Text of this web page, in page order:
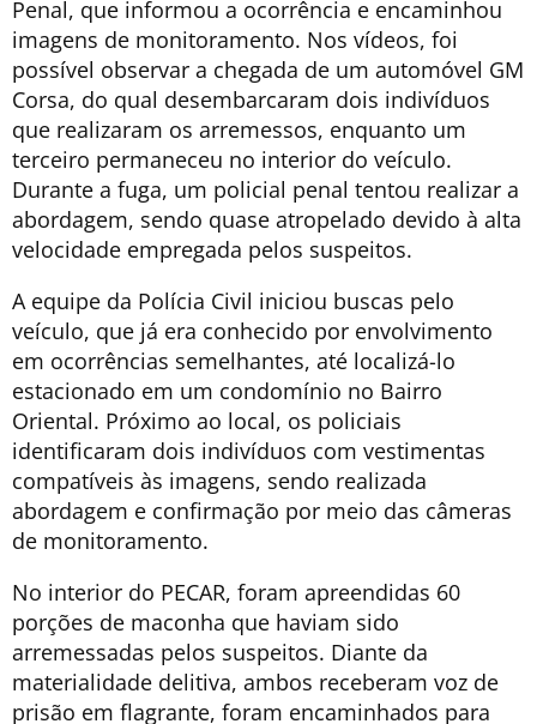
Penal, que informou a ocorrência e encaminhou
imagens de monitoramento. Nos vídeos, foi
possível observar a chegada de um automóvel GM
Corsa, do qual desembarcaram dois indivíduos
que realizaram os arremessos, enquanto um
terceiro permaneceu no interior do veículo.
Durante a fuga, um policial penal tentou realizar a
abordagem, sendo quase atropelado devido à alta
velocidade empregada pelos suspeitos.
A equipe da Polícia Civil iniciou buscas pelo
veículo, que já era conhecido por envolvimento
em ocorrências semelhantes, até localizá-lo
estacionado em um condomínio no Bairro
Oriental. Próximo ao local, os policiais
identificaram dois indivíduos com vestimentas
compatíveis às imagens, sendo realizada
abordagem e confirmação por meio das câmeras
de monitoramento.
No interior do PECAR, foram apreendidas 60
porções de maconha que haviam sido
arremessadas pelos suspeitos. Diante da
materialidade delitiva, ambos receberam voz de
prisão em flagrante, foram encaminhados para